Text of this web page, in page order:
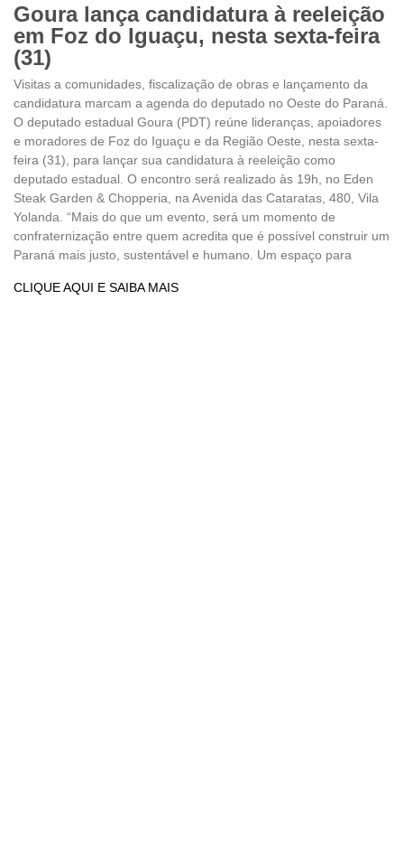
Goura lança candidatura à reeleição
em Foz do Iguaçu, nesta sexta-feira
(31)
Visitas a comunidades, fiscalização de obras e lançamento da
candidatura marcam a agenda do deputado no Oeste do Paraná.
O deputado estadual Goura (PDT) reúne lideranças, apoiadores
e moradores de Foz do Iguaçu e da Região Oeste, nesta sexta-
feira (31), para lançar sua candidatura à reeleição como
deputado estadual. O encontro será realizado às 19h, no Eden
Steak Garden & Chopperia, na Avenida das Cataratas, 480, Vila
Yolanda. “Mais do que um evento, será um momento de
confraternização entre quem acredita que é possível construir um
Paraná mais justo, sustentável e humano. Um espaço para
CLIQUE AQUI E SAIBA MAIS